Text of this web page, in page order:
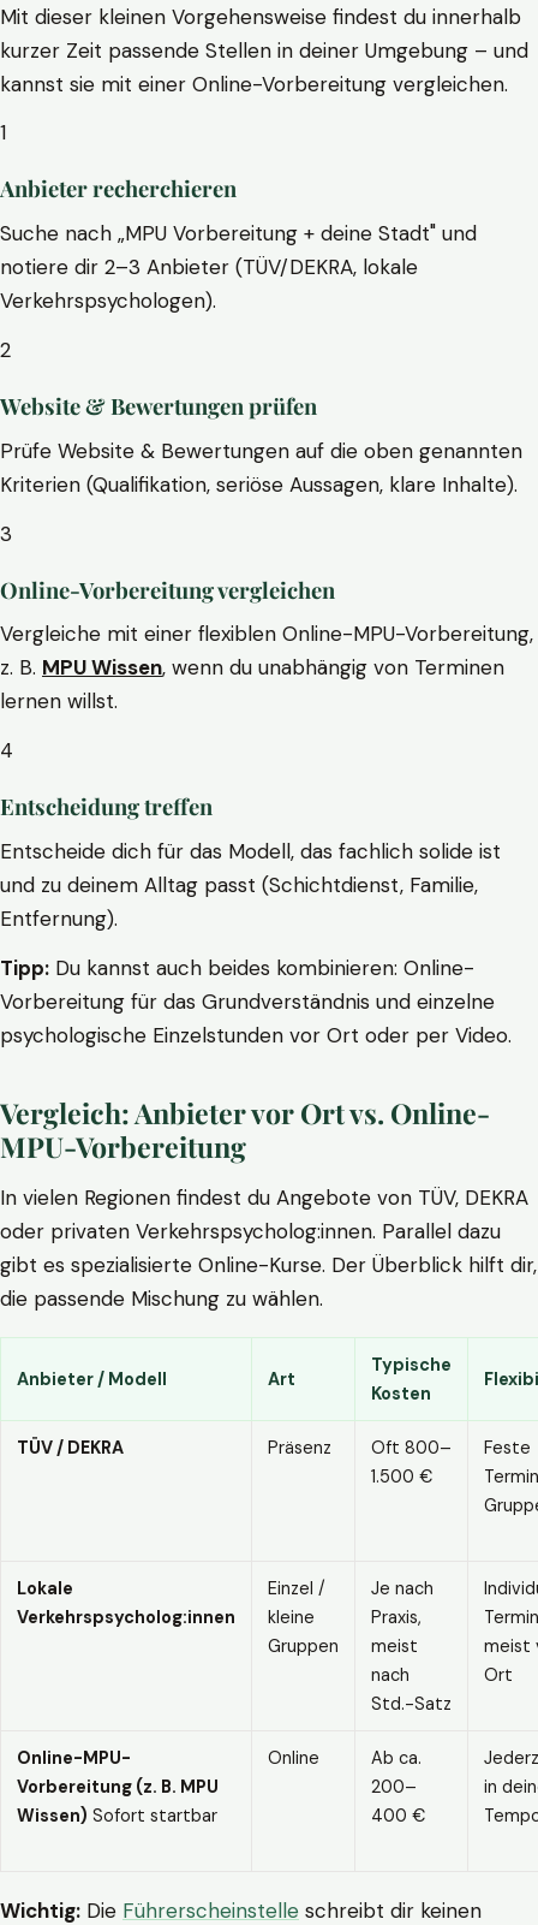
Mit dieser kleinen Vorgehensweise findest du innerhalb
kurzer Zeit passende Stellen in deiner Umgebung – und
kannst sie mit einer Online-Vorbereitung vergleichen.
1
Anbieter recherchieren
Suche nach „MPU Vorbereitung + deine Stadt" und
notiere dir 2–3 Anbieter (TÜV/DEKRA, lokale
Verkehrspsychologen).
2
Website & Bewertungen prüfen
Prüfe Website & Bewertungen auf die oben genannten
Kriterien (Qualifikation, seriöse Aussagen, klare Inhalte).
3
Online-Vorbereitung vergleichen
Vergleiche mit einer flexiblen Online-MPU-Vorbereitung,
z. B. MPU Wissen, wenn du unabhängig von Terminen
lernen willst.
4
Entscheidung treffen
Entscheide dich für das Modell, das fachlich solide ist
und zu deinem Alltag passt (Schichtdienst, Familie,
Entfernung).
Tipp: Du kannst auch beides kombinieren: Online-
Vorbereitung für das Grundverständnis und einzelne
psychologische Einzelstunden vor Ort oder per Video.
Vergleich: Anbieter vor Ort vs. Online-
MPU-Vorbereitung
In vielen Regionen findest du Angebote von TÜV, DEKRA
oder privaten Verkehrspsycholog:innen. Parallel dazu
gibt es spezialisierte Online-Kurse. Der Überblick hilft dir,
die passende Mischung zu wählen.
Anbieter / Modell Art
Typische
Kosten
TÜV / DEKRA Präsenz
Oft 800–
1.500 €
Feste
Lokale
Verkehrspsycholog:innen
Einzel /
kleine
Gruppen
Je nach
Praxis,
meist
nach
Std.-Satz
meist
Ort
Online-MPU-
Vorbereitung (z. B. MPU
Wissen) Sofort startbar
Online
Ab ca.
200–
400 €
in
Wichtig: Die Führerscheinstelle schreibt dir keinen